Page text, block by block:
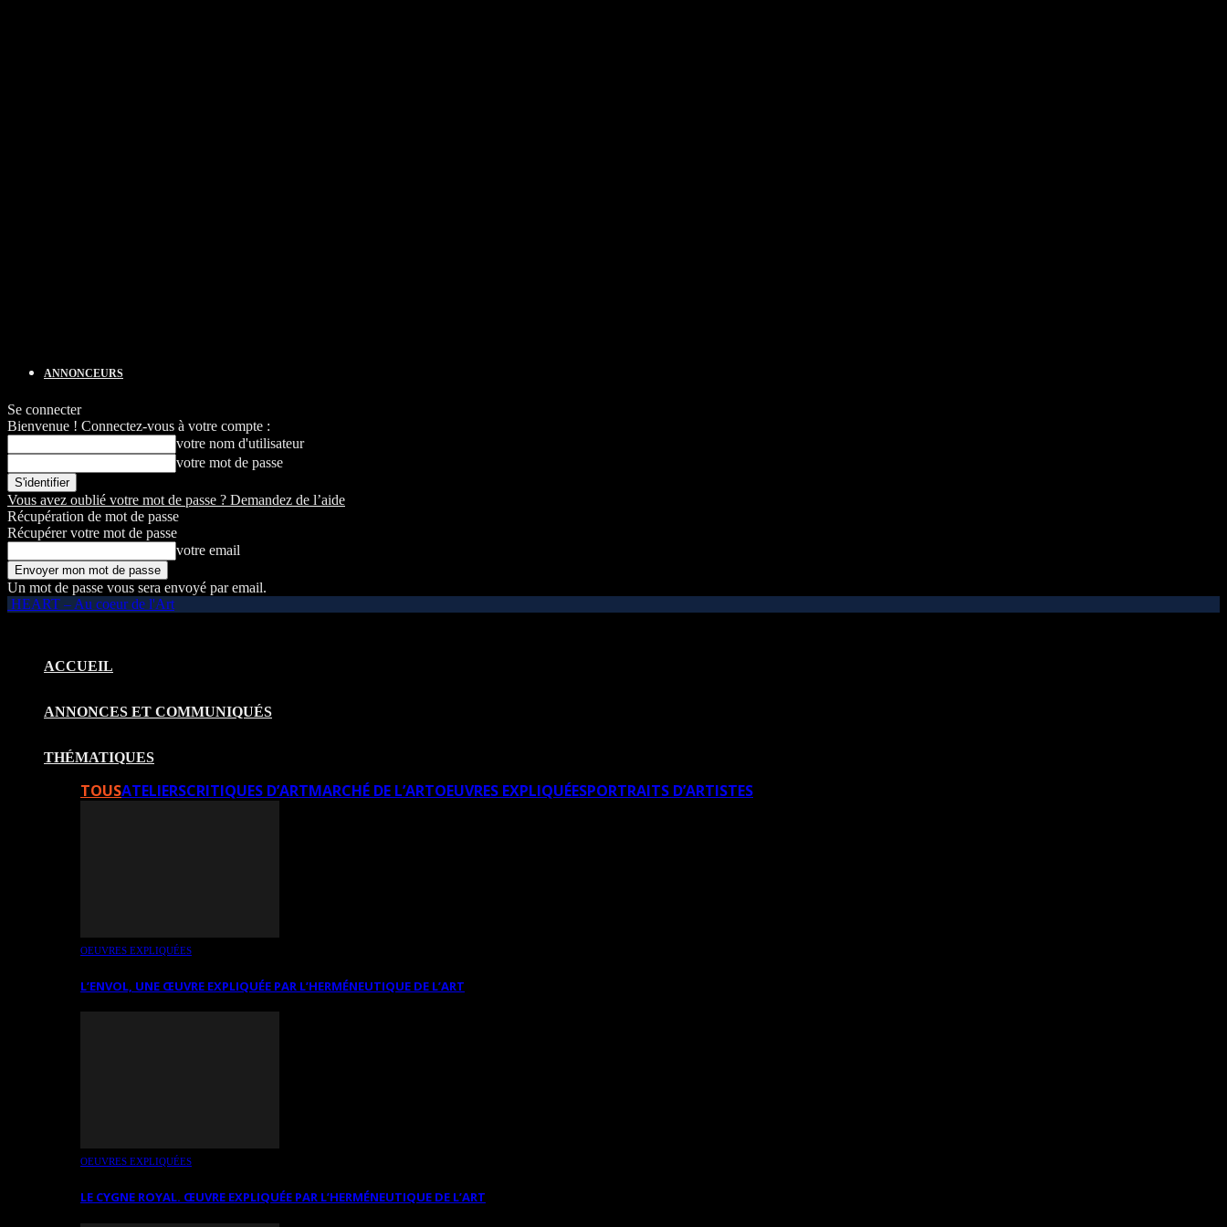
ANNONCEURS
Se connecter
Bienvenue ! Connectez-vous à votre compte :
votre nom d'utilisateur
votre mot de passe
Vous avez oublié votre mot de passe ? Demandez de l’aide
Récupération de mot de passe
Récupérer votre mot de passe
votre email
Un mot de passe vous sera envoyé par email.
HEART – Au coeur de l'Art
ACCUEIL
ANNONCES ET COMMUNIQUÉS
THÉMATIQUES
TOUSATELIERSCRITIQUES D’ARTMARCHÉ DE L’ARTOEUVRES EXPLIQUÉESPORTRAITS D’ARTISTES
OEUVRES EXPLIQUÉES
L’ENVOL, UNE ŒUVRE EXPLIQUÉE PAR L’HERMÉNEUTIQUE DE L’ART
OEUVRES EXPLIQUÉES
LE CYGNE ROYAL. ŒUVRE EXPLIQUÉE PAR L’HERMÉNEUTIQUE DE L’ART